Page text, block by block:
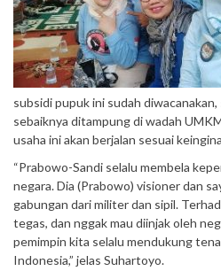
subsidi pupuk ini sudah
sebaiknya ditampung di wadah
usaha ini akan berjalan sesuai
“Prabowo-Sandi selalu membela
negara. Dia (Prabowo) visioner dan
gabungan dari militer dan sipil.
tegas, dan nggak mau diinjak oleh
pemimpin kita selalu mendukung
Indonesia,” jelas Suhartoyo.